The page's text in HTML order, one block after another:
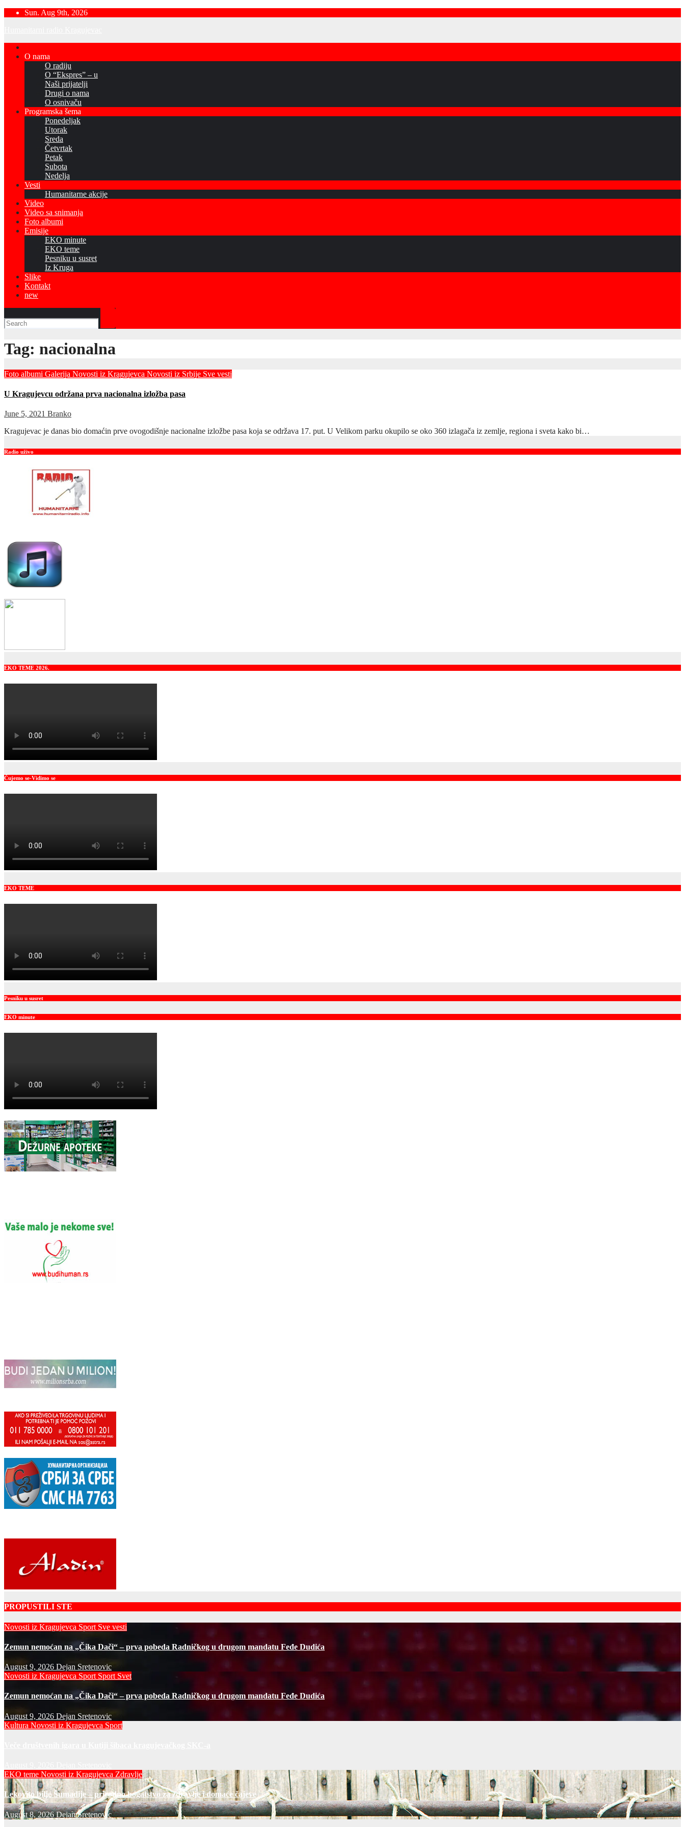
Skip
Sun. Aug 9th, 2026
O nama
O radiju
O “Ekspres” – u
Naši prijatelji
Drugi o nama
O osnivaču
Programska šema
Ponedeljak
Utorak
Sreda
Četvrtak
Petak
Subota
Nedelja
Vesti
Humanitarne akcije
Video
Video sa snimanja
Foto albumi
Emisije
EKO minute
EKO teme
Pesniku u susret
Iz Kruga
Slike
Kontakt
new
Tag: nacionalna
Foto albumi Galerija Novosti iz Kragujevca Novosti iz Srbije Sve vesti
U Kragujevcu održana prva nacionalna izložba pasa
June 5, 2021 Branko
Kragujevac je danas bio domaćin prve ovogodišnje nacionalne izložbe pasa koja se održava 17. put. U Velikom parku okupilo se oko 360 izlagača iz zemlje, regiona i sveta kako bi…
Radio uživo
EKO TEME 2026.
Čujemo se-Vidimo se
EKO TEME
Pesniku u susret
EKO minute
PROPUSTILI STE
Novosti iz Kragujevca Sport Sve vesti
Zemun nemoćan na „Čika Dači“ – prva pobeda Radničkog u drugom mandatu Feđe Dudića
August 9, 2026 Dejan Sretenovic
Novosti iz Kragujevca Sport Sport Svet
Zemun nemoćan na „Čika Dači“ – prva pobeda Radničkog u drugom mandatu Feđe Dudića
August 9, 2026 Dejan Sretenovic
Kultura Novosti iz Kragujevca Sport
EKO teme Novosti iz Kragujevca Zdravlje
Lekovito bilje Šumadije – prirodno bogatstvo za zdravlje i domaće čajeve
August 8, 2026Dejan Sretenovic